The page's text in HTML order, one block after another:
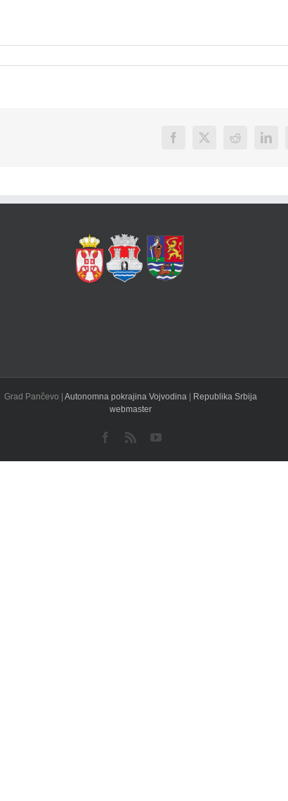
Facebook
X Reddit
Grad Pančevo | Autonomna pokrajina Vojvodina | Republika Srbija
webmaster
Facebook
Rss YouTube